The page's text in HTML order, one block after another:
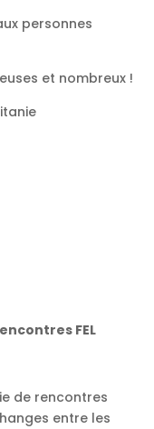
personnes
et nombreux !
FEL
de rencontres
entre les